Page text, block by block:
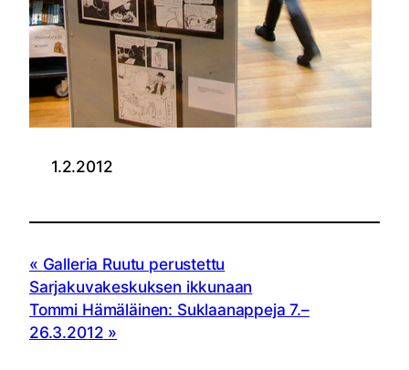
1.2.2012
Galleria Ruutu perustettu
Sarjakuvakeskuksen ikkunaan
Tommi Hämäläinen: Suklaanappeja 7.–
26.3.2012